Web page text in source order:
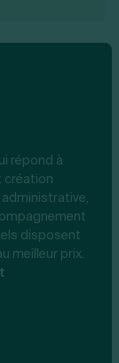
répond à
création
disposent
meilleur prix.